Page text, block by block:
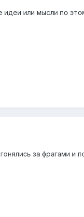
идеи или мысли по
за фрагами и